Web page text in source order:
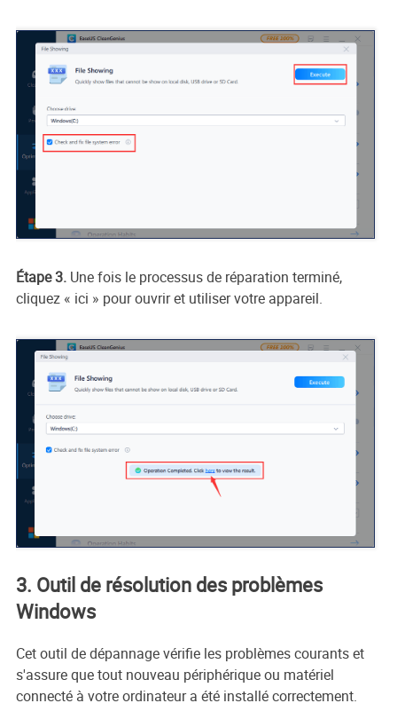
Étape 3.Une fois le processus de réparation terminé,
cliquez « ici » pour ouvrir et utiliser votre appareil.
3. Outil de résolution des problèmes
Windows
Cet outil de dépannage vérifie les problèmes courants et
s'assure que tout nouveau périphérique ou matériel
connecté à votre ordinateur a été installé correctement.